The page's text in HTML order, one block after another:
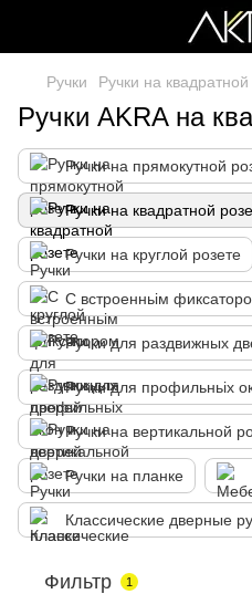
Ручки Ручки на квадратной
Ручки AKRA на
Ручки на прямокутной
Ручки на квадратной
Ручки на круглой розете
С встроенньім
Ручки для раздвижных
Ручки для профильньіх
Ручки на вертикальной
Ручки на планке
Классические дверные
Фильтр 1